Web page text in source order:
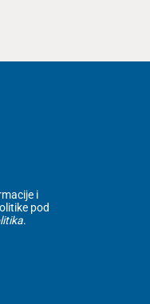
i
pod
.